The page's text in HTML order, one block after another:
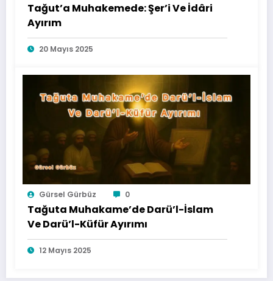
Tağut’a Muhakemede: Şer’i Ve İdâri
Ayırım
20 Mayıs 2025
Gürsel Gürbüz 0
Tağuta Muhakame’de Darü’l-İslam
Ve Darü’l-Küfür Ayırımı
12 Mayıs 2025